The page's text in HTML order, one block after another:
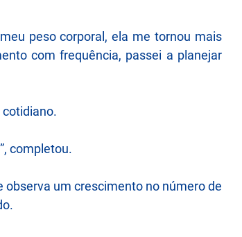
peso corporal, ela me tornou mais
com frequência, passei a planejar
completou.
observa um crescimento no número de